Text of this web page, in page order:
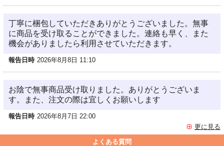
丁寧に梱包していただきありがとうございました。無事
に商品を受け取ることができました。連絡も早く、また
機会がありましたら利用させていただきます。
報告日時 2026年8月8日 11:10
お陰で無事商品受け取りました。ありがとうございま
す。また、注文の際は宜しくお願いします
報告日時 2026年8月7日 22:00
更に見る
よくある質問